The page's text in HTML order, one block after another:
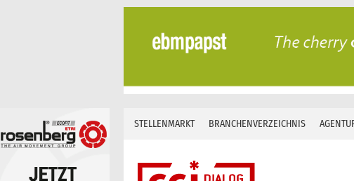
Skip
content
STELLENMARKT BRANCHENVERZEICHNIS